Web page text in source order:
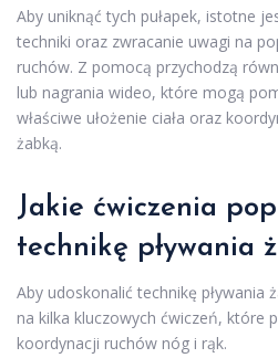
Aby uniknąć tych pułapek, istotne
techniki oraz zwracanie uwagi na
ruchów. Z pomocą przychodzą
lub nagrania wideo, które mogą
właściwe ułożenie ciała oraz
żabką.
Jakie ćwiczenia
technikę pływania
Aby udoskonalić technikę pływania
na kilka kluczowych ćwiczeń, które
koordynacji ruchów nóg i rąk.